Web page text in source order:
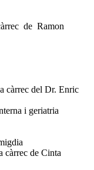
de Ramon
càrrec del Dr. Enric
i geriatria
de Cinta